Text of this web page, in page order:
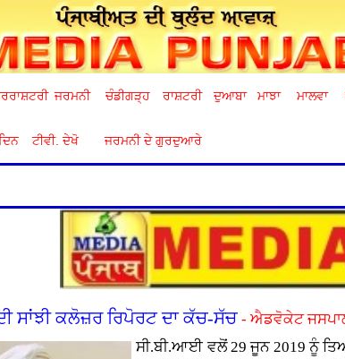
ਜਰਮਨੀ ਚੰਡੀਗੜ੍ਹ ਰਾਸ਼ਟਰੀ ਦੁਆਬਾ ਮਾਝਾ ਮਾਲਵਾ
ਟੀਵੀ. ਦੇਖੋ ਜਰਮਨੀ ਦੇ ਗੁਰਦੁਆਰੇ
ਸਾਂਝੀ ਕਲੋਜ਼ਰ ਰਿਪੋਰਟ ਦਾ ਕੱਚ-ਸੱਚ- ਐਡਵੋਕੇਟ
ਸੀ.ਬੀ.ਆਈ ਵਲੋਂ 29 ਜੂਨ 2019 ਨੂੰ